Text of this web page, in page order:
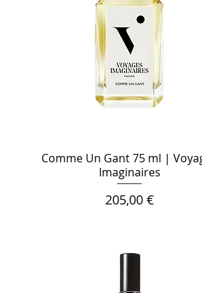
Comme Un Gant 75 ml |
Imaginaires
Цена
205,00 €